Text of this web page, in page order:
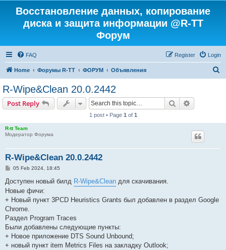
Восстановление данных, копирование
диска и защита информации @R-TT
Форум
FAQ Login
Register
Home Форумы R-TT ФОРУМ Объявления
R-Wipe&Clean 20.0.2442
Post Reply Search
1 post • Page 1 of 1
R-tt Team
Модератор Форума
R-Wipe&Clean 20.0.2442
P
s
05 Feb 2024, 18:45
Доступен новый билд R-Wipe&Clean для скачивания.
Новые фичи:
+ Новый пункт 3PCD Heuristics Grants был добавлен в раздел Google
Chrome.
Раздел Program Traces
Были добавлены следующие пункты:
+ Новое приложение DTS Sound Unbound;
+ новый пункт item Metrics Files на закладку Outlook;